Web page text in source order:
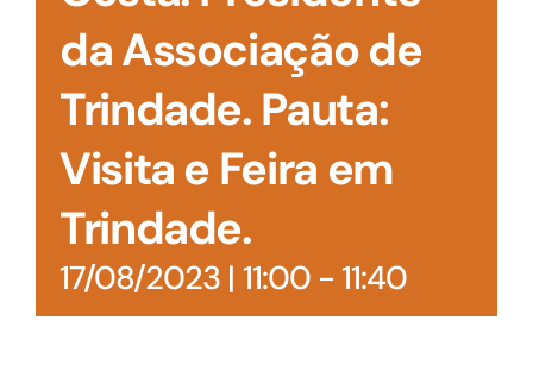
da Associação de
Trindade. Pauta:
Visita e Feira em
Trindade.
17/08/2023 | 11:00- 11:40